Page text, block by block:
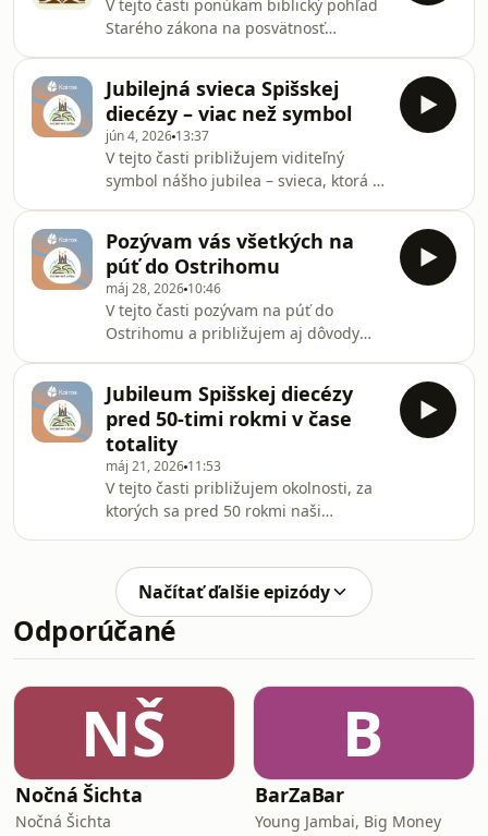
V tejto časti ponúkam biblický pohľad
Starého zákona na posvätnosť
acast.com/privacy for more
information.
Jubilejná svieca Spišskej
diecézy – viac než symbol
jún 4, 2026 13:37
V tejto časti približujem viditeľný
symbol nášho jubilea – svieca, ktorá je
See acast.com/privacy for more
information.
Pozývam vás všetkých na
púť do Ostrihomu
máj 28, 2026 10:46
V tejto časti pozývam na púť do
Ostrihomu a približujem aj dôvody
acast.com/privacy for more
information.
Jubileum Spišskej diecézy
pred 50-timi rokmi v čase
totality
máj 21, 2026 11:53
V tejto časti približujem okolnosti, za
ktorých sa pred 50 rokmi naši
Prajem vám príjemné počúvanie!
Hosted on Acast. See
acast.com/privacy for more
information.
Načítať ďalšie epizódy
Odporúčané
NŠ
Nočná Šichta
Nočná Šichta
B
BarZaBar
Young Jambai, Big Money